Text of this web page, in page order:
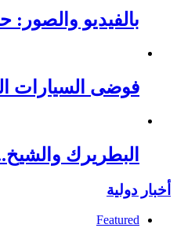
بالفيديو
فوضى السيارات
البطريرك
أخبار دولية
Featured